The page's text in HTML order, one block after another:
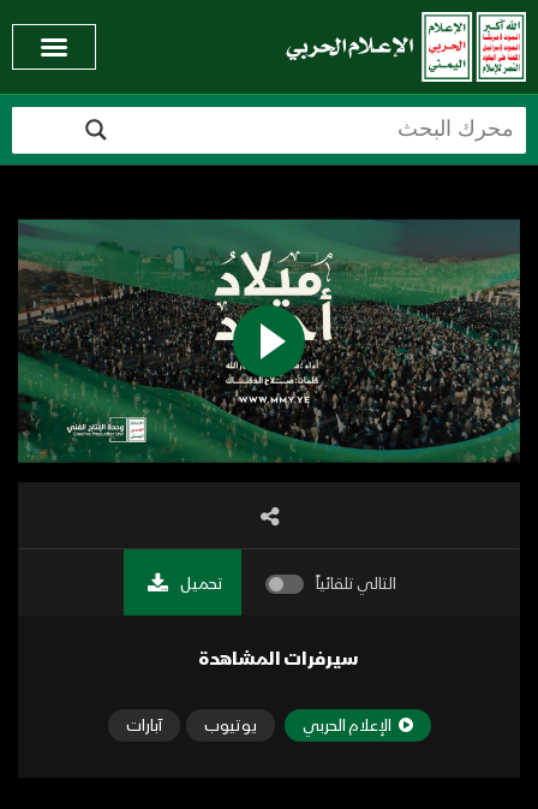
التالي تلقائياً تحميل
سيرفرات المشاهدة
الإعلام الحربي يوتيوب آبارات